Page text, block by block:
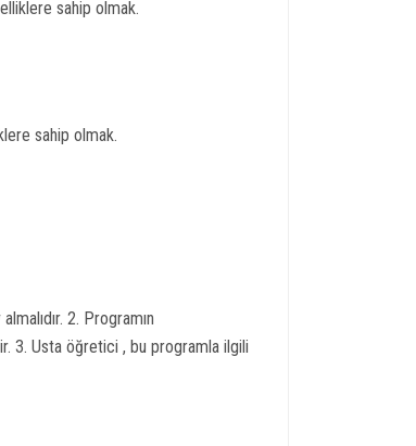
sahip olmak.
sahip olmak.
2. Programın
3. Usta öğretici , bu programla ilgili